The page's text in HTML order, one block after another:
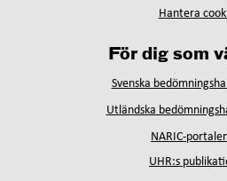
Hantera
För dig som
Svenska
Utländska
NARIC-
UHR:s